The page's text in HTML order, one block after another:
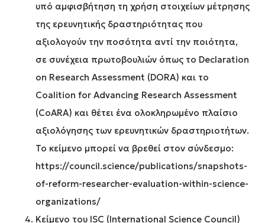
υπό αμφισβήτηση τη χρήση στοιχείων μέτρησης
της ερευνητικής δραστηριότητας που
αξιολογούν την ποσότητα αντί την ποιότητα,
σε συνέχεια πρωτοβουλιών όπως το Declaration
on Research Assessment (DORA) και το
Coalition for Advancing Research Assessment
(CoARA) και θέτει ένα ολοκληρωμένο πλαίσιο
αξιολόγησης των ερευνητικών δραστηριοτήτων.
Το κείμενο μπορεί να βρεθεί στον σύνδεσμο:
https://council.science/publications/snapshots-
of-reform-researcher-evaluation-within-science-
organizations/
Κείμενο του ISC (International Science Council)